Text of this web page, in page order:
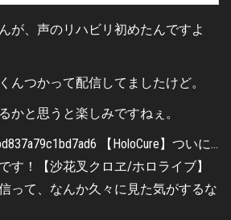
が、声のリハビリ初めたんですよ
んつかって配信してましたけど。
かと思うと楽しみですねぇ。
って、なんか久々に見た気がするな